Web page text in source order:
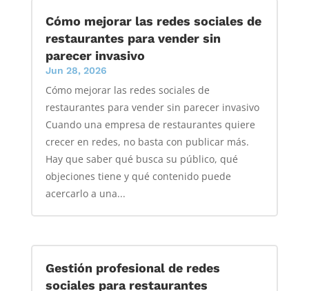
Cómo mejorar las redes sociales de
restaurantes para vender sin
parecer invasivo
Jun 28, 2026
Cómo mejorar las redes sociales de
restaurantes para vender sin parecer invasivo
Cuando una empresa de restaurantes quiere
crecer en redes, no basta con publicar más.
Hay que saber qué busca su público, qué
objeciones tiene y qué contenido puede
acercarlo a una...
Gestión profesional de redes
sociales para restaurantes